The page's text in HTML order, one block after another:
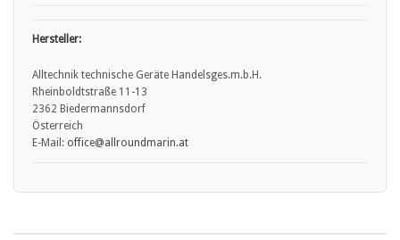
Hersteller:
Alltechnik technische Geräte Handelsges.m.b.H.
Rheinboldtstraße 11-13
2362 Biedermannsdorf
Österreich
E-Mail: office@allroundmarin.at